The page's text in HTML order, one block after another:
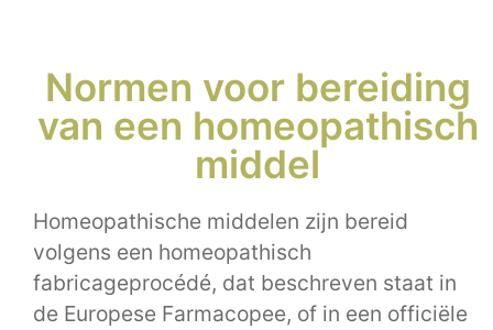
Normen voor bereiding
van een homeopathisch
middel
Homeopathische middelen zijn bereid
volgens een homeopathisch
fabricageprocédé, dat beschreven staat in
de Europese Farmacopee, of in een officiële